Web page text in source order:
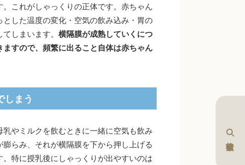
これがしゃっくりの正体です。赤ちゃん
した温度の変化・空気の飲み込み・胃の
しまいます。 横隔膜が成熟していくにつ
すので、頻繁に出ること自体は赤ちゃん
まう
やミルクを飲むときに一緒に空気も飲み
らみ、それが横隔膜を下から押し上げる
特に授乳後にしゃっくりが出やすいのは